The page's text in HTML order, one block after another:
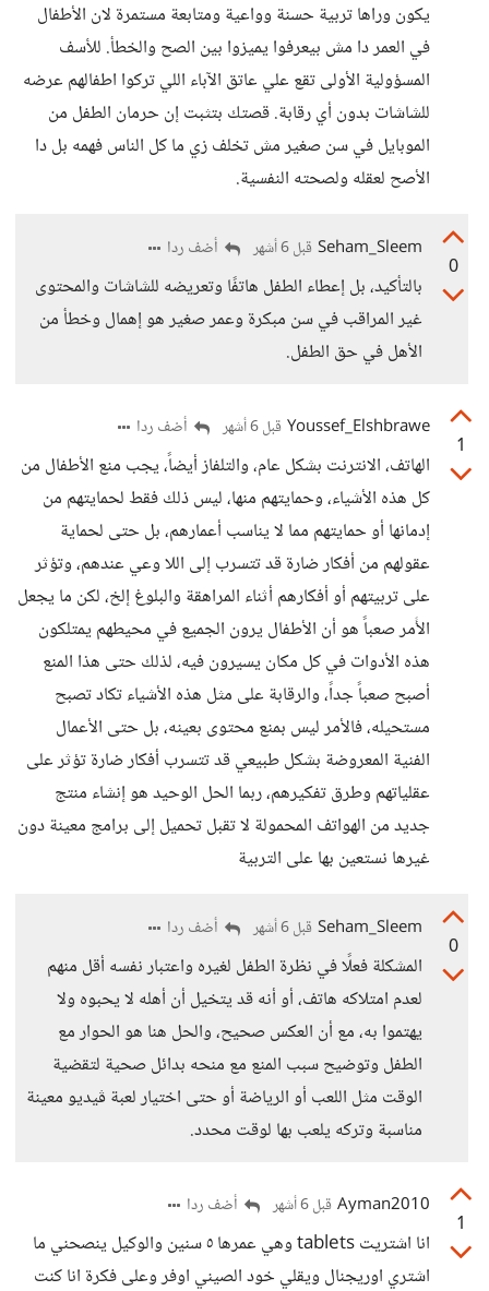
يكون وراها تربية حسنة وواعية ومتابعة مستمرة لان الأطفال
في العمر دا مش بيعرفوا يميزوا بين الصح والخطأ. للأسف
المسؤولية الأولى تقع علي عاتق الآباء اللي تركوا اطفالهم عرضه
للشاشات بدون أي رقابة. قصتك بتثبت إن حرمان الطفل من
الموبايل في سن صغير مش تخلف زي ما كل الناس فهمه بل دا
الأصح لعقله ولصحته النفسية.
0
Seham_Sleem قبل 6 أشهر أضف ردا
بالتأكيد، بل إعطاء الطفل هاتفًا وتعريضه للشاشات والمحتوى
غير المراقب في سن مبكرة وعمر صغير هو إهمال وخطأ من
الأهل في حق الطفل.
1
Youssef_Elshbrawe قبل 6 أشهر أضف ردا
الهاتف، الانترنت بشكل عام، والتلفاز أيضاً، يجب منع الأطفال من
كل هذه الأشياء، وحمايتهم منها، ليس ذلك فقط لحمايتهم من
إدمانها أو حمايتهم مما لا يناسب أعمارهم، بل حتى لحماية
عقولهم من أفكار ضارة قد تتسرب إلى اللا وعي عندهم، وتؤثر
على تربيتهم أو أفكارهم أثناء المراهقة والبلوغ إلخ، لكن ما يجعل
الأًمر صعباً هو أن الأطفال يرون الجميع في محيطهم يمتلكون
هذه الأدوات في كل مكان يسيرون فيه، لذلك حتى هذا المنع
أصبح صعباً جداً، والرقابة على مثل هذه الأشياء تكاد تصبح
مستحيله، فالأمر ليس بمنع محتوى بعينه، بل حتى الأعمال
الفنية المعروضة بشكل طبيعي قد تتسرب أفكار ضارة تؤثر على
عقلياتهم وطرق تفكيرهم، ربما الحل الوحيد هو إنشاء منتج
جديد من الهواتف المحمولة لا تقبل تحميل إلى برامج معينة دون
غيرها نستعين بها على التربية
0
Seham_Sleem قبل 6 أشهر أضف ردا
المشكلة فعلًا في نظرة الطفل لغيره واعتبار نفسه أقل منهم
لعدم امتلاكه هاتف، أو أنه قد يتخيل أن أهله لا يحبوه ولا
يهتموا به، مع أن العكس صحيح، والحل هنا هو الحوار مع
الطفل وتوضيح سبب المنع مع منحه بدائل صحية لتقضية
الوقت مثل اللعب أو الرياضة أو حتى اختيار لعبة ڤيديو معينة
مناسبة وتركه يلعب بها لوقت محدد.
1
Ayman2010 قبل 6 أشهر أضف ردا
انا اشتريت tablets وهي عمرها ٥ سنين والوكيل ينصحني ما
اشتري اوريجنال ويقلي خود الصيني اوفر وعلى فكرة انا كنت